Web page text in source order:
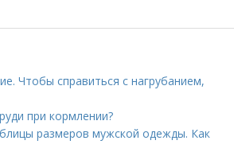
Чтобы справиться с нагрубанием,
при кормлении?
размеров мужской одежды. Как